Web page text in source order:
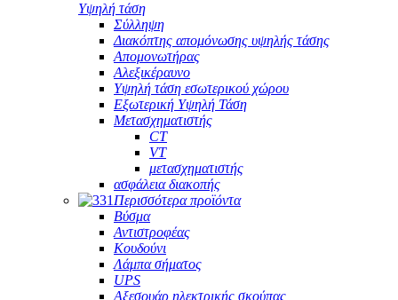
Υψηλή τάση
Σύλληψη
Διακόπτης απομόνωσης υψηλής τάσης
Απομονωτήρας
Αλεξικέραυνο
Υψηλή τάση εσωτερικού χώρου
Εξωτερική Υψηλή Τάση
Μετασχηματιστής
CT
VT
μετασχηματιστής
ασφάλεια διακοπής
Περισσότερα προϊόντα
Βύσμα
Αντιστροφέας
Κουδούνι
Λάμπα σήματος
UPS
Αξεσουάρ ηλεκτρικής σκούπας